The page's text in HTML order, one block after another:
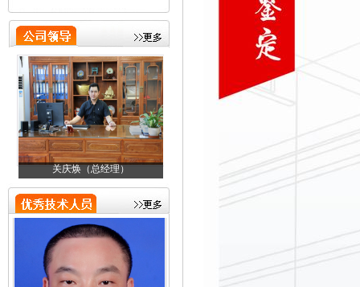
关庆焕（总经理） 邓金成（技术负责人）
陈远盛（助理）